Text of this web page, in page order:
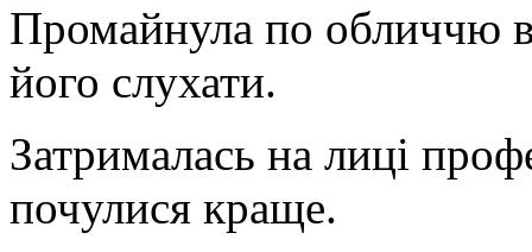
Промайнула по обличчю
його слухати.
Затрималась на лиці
почулися краще.